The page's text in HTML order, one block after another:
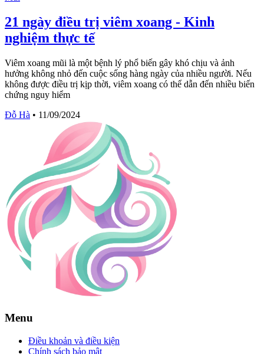
21 ngày điều trị viêm xoang - Kinh
nghiệm thực tế
Viêm xoang mũi là một bệnh lý phổ biến gây khó chịu và ảnh
hưởng không nhỏ đến cuộc sống hàng ngày của nhiều người. Nếu
không được điều trị kịp thời, viêm xoang có thể dẫn đến nhiều biến
chứng nguy hiểm
Đỗ Hà • 11/09/2024
Menu
Điều khoản và điều kiện
Chính sách bảo mật